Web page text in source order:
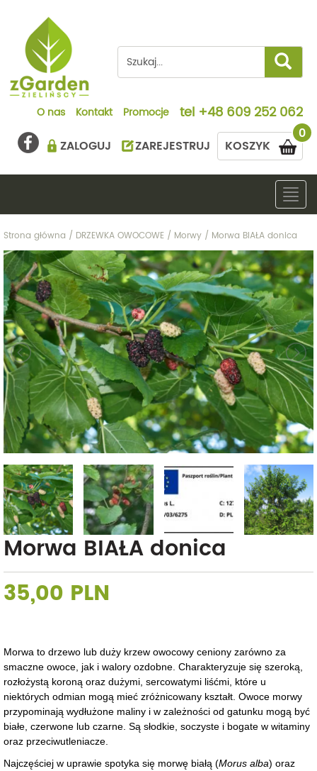
O nas Kontakt Promocje tel +48 609 252 062
0
KOSZYK
ZALOGUJ ZAREJESTRUJ
Strona główna / DRZEWKA OWOCOWE / Morwy / Morwa BIAŁA donica
Morwa BIAŁA donica
35,00 PLN
Morwa to drzewo lub duży krzew owocowy ceniony zarówno za
smaczne owoce, jak i walory ozdobne. Charakteryzuje się szeroką,
rozłożystą koroną oraz dużymi, sercowatymi liśćmi, które u
niektórych odmian mogą mieć zróżnicowany kształt. Owoce morwy
przypominają wydłużone maliny i w zależności od gatunku mogą być
białe, czerwone lub czarne. Są słodkie, soczyste i bogate w witaminy
oraz przeciwutleniacze.
Najczęściej w uprawie spotyka się morwę białą (Morus alba) oraz